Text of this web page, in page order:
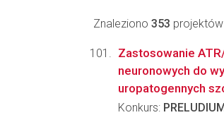
Znaleziono 353
Zastosowanie
neuronowych do
uropatogennych
Konkurs: